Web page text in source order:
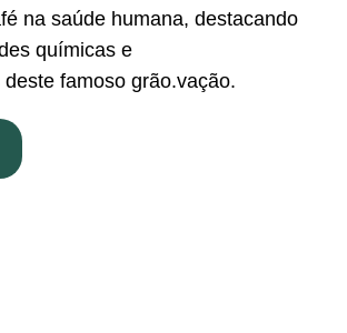
na saúde humana, destacando
químicas e
famoso grão.vação.